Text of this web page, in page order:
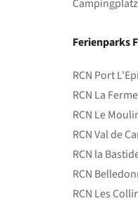
Ferienparks
RCN Port
RCN La
RCN Le
RCN Val de
RCN la
RCN
RCN Les